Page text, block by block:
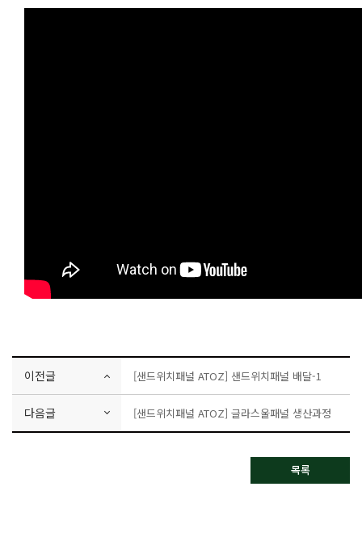
이전글 [샌드위치패널 ATOZ] 샌드위치패널 배달-1
다음글 [샌드위치패널 ATOZ] 글라스울패널 생산과정
목록